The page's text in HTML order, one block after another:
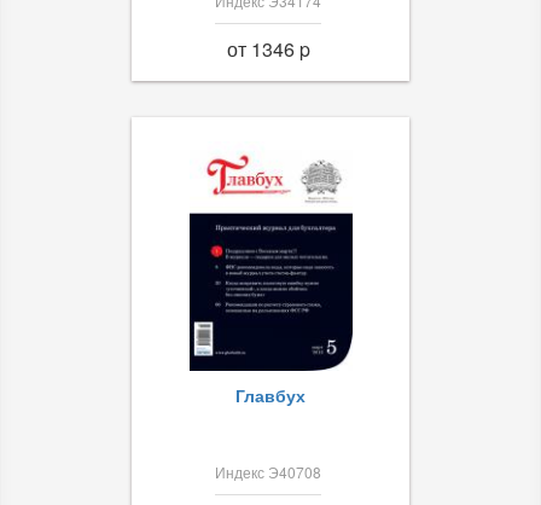
от 1346 p
Главбух
Индекс Э40708